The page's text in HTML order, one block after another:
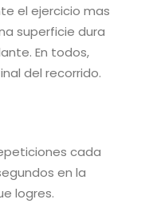
el ejercicio mas
superficie dura
En todos,
del recorrido.
cada
en la
logres.